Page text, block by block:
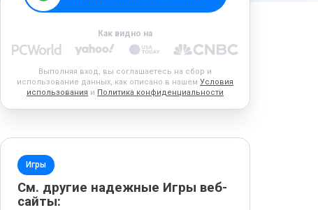
Как видно на
Выполняя вход, вы соглашаетесь на сбор и
использование данных, как описано в нашем Условия
использования и Политика конфиденциальности
Игры
См. другие надежные Игры веб-
сайты: